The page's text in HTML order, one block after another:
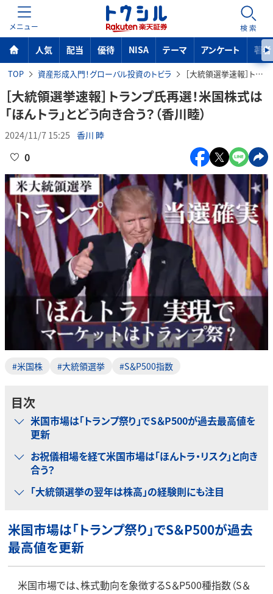
MENU 検索
人気 配当 優待 NISA テーマ アンケート 著者
TOP 資産形成入門！グローバル投資のトビラ ［大統領選挙速報］トランプ氏再選！米国株式は「ほんトラ」とどう向き合う？（香川睦）
［大統領選挙速報］トランプ氏再選！米国株式は
「ほんトラ」とどう向き合う？（香川睦）
2024/11/7 15:25 香川 睦
0
#米国株 #大統領選挙 #S＆P500指数
目次
米国市場は「トランプ祭り」でS＆P500が過去最高値を
更新
お祝儀相場を経て米国市場は「ほんトラ・リスク」と向き
合う？
「大統領選挙の翌年は株高」の経験則にも注目
米国市場は「トランプ祭り」でS＆P500が過去
最高値を更新
米国市場では、株式動向を象徴するS＆P500種指数（S＆